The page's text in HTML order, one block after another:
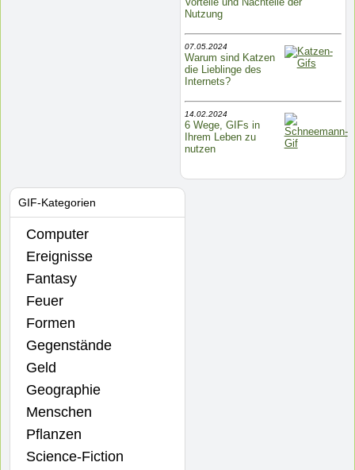
GIF-Kategorien
Computer
Ereignisse
Fantasy
Feuer
Formen
Gegenstände
Geld
Geographie
Menschen
Pflanzen
Science-Fiction
Nutzung
07.05.2024
Warum sind Katzen
die Lieblinge des
Internets?
14.02.2024
6 Wege, GIFs in
Ihrem Leben zu
nutzen